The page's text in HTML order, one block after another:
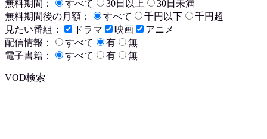
無料期間：
すべて 30日以上
30日未満
無料期間後の月額：
すべて 千円以下
千円超
見たい番組：
ドラマ 映画
アニメ
配信情報：
すべて 有
無
電子書籍：
すべて 有 無
VOD検索